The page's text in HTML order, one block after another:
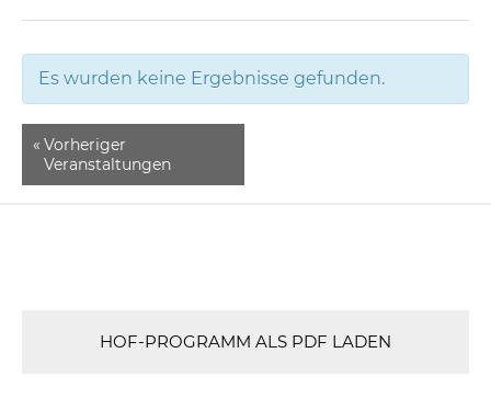
Es wurden keine Ergebnisse gefunden.
« Vorheriger
Veranstaltungen
HOF-PROGRAMM ALS PDF LADEN